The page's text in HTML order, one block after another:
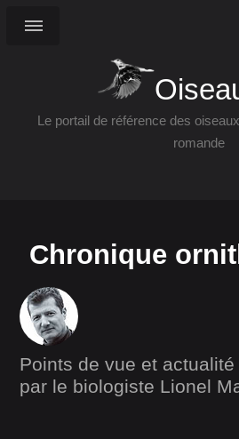
Le portail de référence des
romande
Chronique
Points de vue et
par le biologiste Lionel